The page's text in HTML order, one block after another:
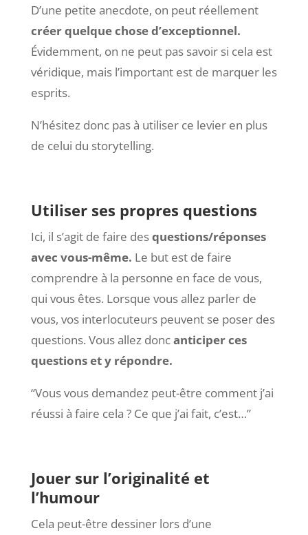
D’une petite anecdote, on peut réellement
créer quelque chose d’exceptionnel.
Évidemment, on ne peut pas savoir si cela est
véridique, mais l’important est de marquer les
esprits.
N’hésitez donc pas à utiliser ce levier en plus
de celui du storytelling.
Utiliser ses propres questions
Ici, il s’agit de faire desquestions/réponses
avec vous-même. Le but est de faire
comprendre à la personne en face de vous,
qui vous êtes. Lorsque vous allez parler de
vous, vos interlocuteurs peuvent se poser des
questions. Vous allez doncanticiper ces
questions et y répondre.
“Vous vous demandez peut-être comment j’ai
réussi à faire cela ? Ce que j’ai fait, c’est…”
Jouer sur l’originalité et
l’humour
Cela peut-être dessiner lors d’une